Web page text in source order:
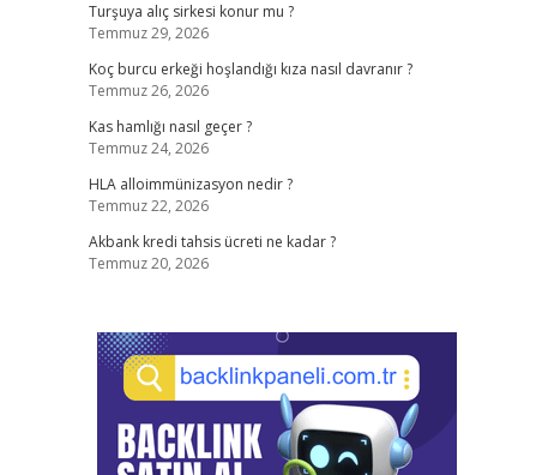
Turşuya alıç sirkesi konur mu ?
Temmuz 29, 2026
Koç burcu erkeği hoşlandığı kıza nasıl davranır ?
Temmuz 26, 2026
Kas hamlığı nasıl geçer ?
Temmuz 24, 2026
HLA alloimmünizasyon nedir ?
Temmuz 22, 2026
Akbank kredi tahsis ücreti ne kadar ?
Temmuz 20, 2026